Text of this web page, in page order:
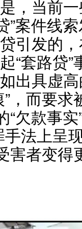
当前一
”案件线
引发的
“套路贷
出具虚
，而要
“欠款事
手法上呈
害者变